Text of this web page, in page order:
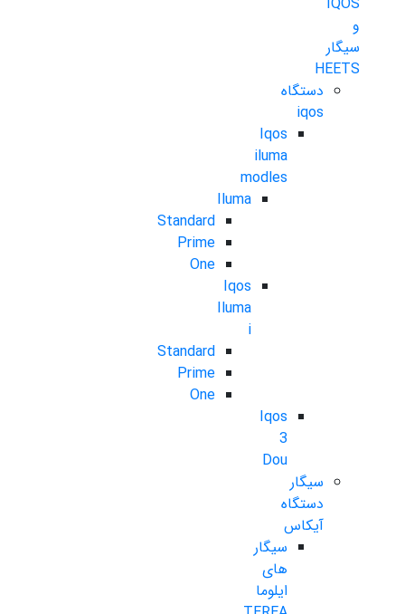
و
سیگار
HEETS
دستگاه
iqos
Iqos
iluma
modles
Iluma
Standard
Prime
One
Iqos
Iluma
i
Standard
Prime
One
Iqos
3
Dou
سیگار
دستگاه
آیکاس
سیگار
های
ایلوما